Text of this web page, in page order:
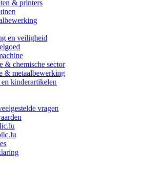
& printers
en veiligheid
& chemische sector
& metaalbewerking
kinderartikelen
vragen